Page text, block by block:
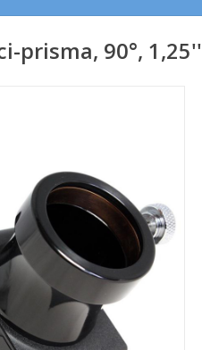
prisma, 90°, 1,25''